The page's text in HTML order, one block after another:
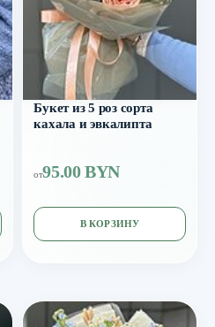
Букет из 5 роз сорта
кахала и эвкалипта
от95.00 BYN
В КОРЗИНУ